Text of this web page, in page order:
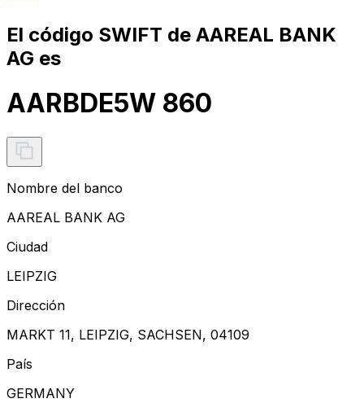
El código SWIFT de AAREAL BANK
AG es
AARBDE5W 860
Nombre del banco
AAREAL BANK AG
Ciudad
LEIPZIG
Dirección
MARKT 11, LEIPZIG, SACHSEN, 04109
País
GERMANY